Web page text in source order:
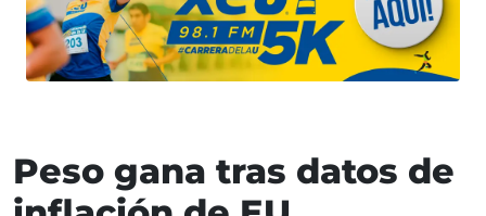
Peso gana tras datos de